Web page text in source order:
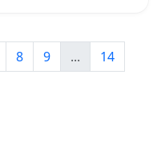
8 9 ...
14